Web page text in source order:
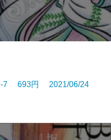
7 693円 2021/06/24